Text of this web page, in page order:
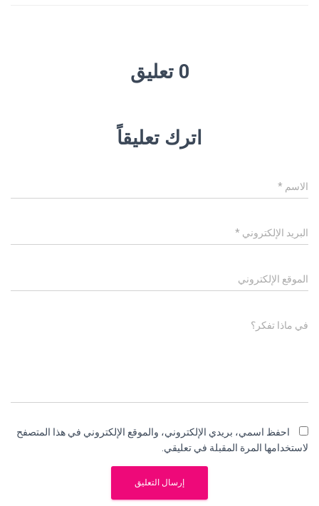
0 تعليق
اترك تعليقاً
الاسم *
البريد الإلكتروني *
الموقع الإلكتروني
في ماذا تفكر؟
احفظ اسمي، بريدي الإلكتروني، والموقع الإلكتروني في هذا المتصفح
لاستخدامها المرة المقبلة في تعليقي.